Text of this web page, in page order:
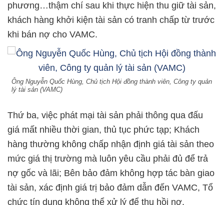
phương…thậm chí sau khi thực hiện thu giữ tài sản,
khách hàng khởi kiện tài sản có tranh chấp từ trước
khi bán nợ cho VAMC.
Ông Nguyễn Quốc Hùng, Chủ tịch Hội đồng thành viên, Công ty quản
lý tài sản (VAMC)
Thứ ba, việc phát mại tài sản phải thông qua đấu
giá mất nhiều thời gian, thủ tục phức tạp; Khách
hàng thường không chấp nhận định giá tài sản theo
mức giá thị trường mà luôn yêu cầu phải đủ để trả
nợ gốc và lãi; Bên bảo đảm không hợp tác bàn giao
tài sản, xác định giá trị bảo đảm dẫn đến VAMC, Tổ
chức tín dụng không thể xử lý để thu hồi nợ.